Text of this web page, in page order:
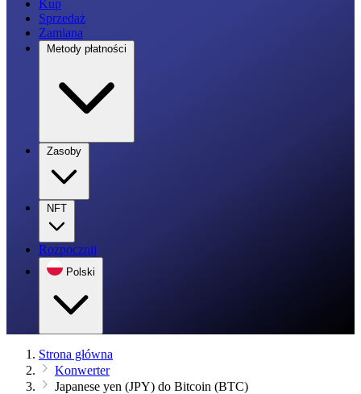
Kup
Sprzedaż
Zamiana
Metody płatności
Zasoby
NFT
Rozpocznij
Polski
Strona główna
Konwerter
Japanese yen (JPY) do Bitcoin (BTC)